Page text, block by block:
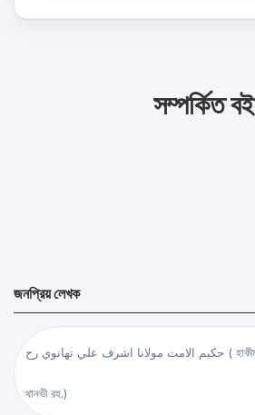
সম্পর্কিত বই
জনপ্রিয় লেখক
حكيم الامت مولانا اشرف علي تهانوي رح ( হাকীমুল উম্মত মাওলানা আশরাফ আলী
থানভী রহ.)